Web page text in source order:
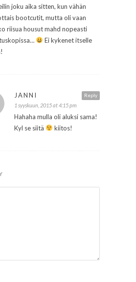
joku aika sitten, kun vähän
bootcutit, mutta oli vaan
riisua housut mahd nopeasti
Ei kykenet itselle
Reply
JANNI
1 syyskuun, 2015 at 4:15 pm
Hahaha mulla oli aluksi sama!
Kyl se siitä
kiitos!